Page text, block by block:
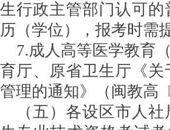
生行政主管部门认可
历（学位），报考时需
7.成人高等医学教育
育厅、原省卫生厅《
管理的通知》（闽教高
（五）各设区市人